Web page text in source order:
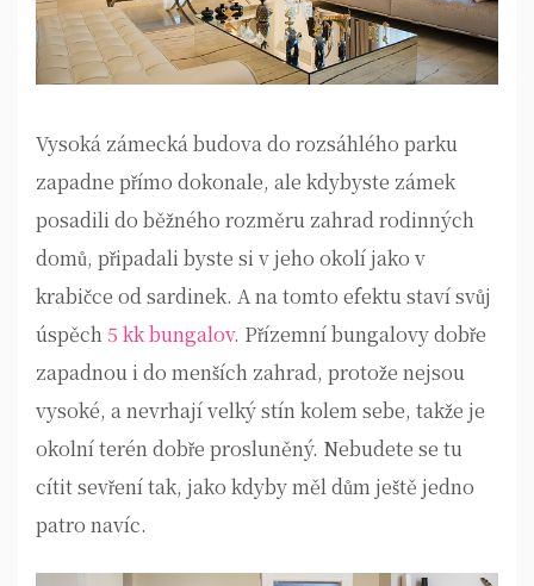
Vysoká zámecká budova do rozsáhlého parku
zapadne přímo dokonale, ale kdybyste zámek
posadili do běžného rozměru zahrad rodinných
domů, připadali byste si v jeho okolí jako v
krabičce od sardinek. A na tomto efektu staví svůj
úspěch5 kk bungalov. Přízemní bungalovy dobře
zapadnou i do menších zahrad, protože nejsou
vysoké, a nevrhají velký stín kolem sebe, takže je
okolní terén dobře prosluněný. Nebudete se tu
cítit sevření tak, jako kdyby měl dům ještě jedno
patro navíc.